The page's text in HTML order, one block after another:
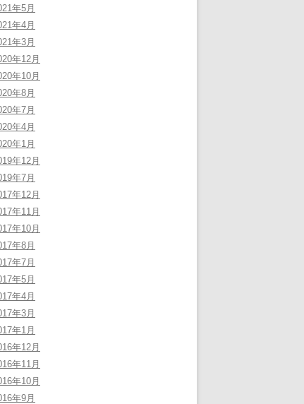
年5月
年4月
年3月
年12月
年10月
年8月
年7月
年4月
年1月
年12月
年7月
年12月
年11月
年10月
年8月
年7月
年5月
年4月
年3月
年1月
年12月
年11月
年10月
年9月